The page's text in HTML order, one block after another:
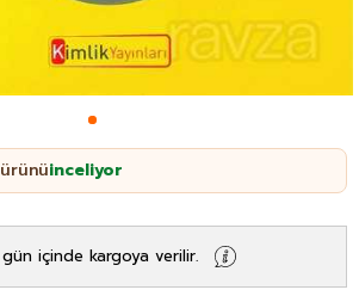
inceliyor
içinde kargoya verilir.